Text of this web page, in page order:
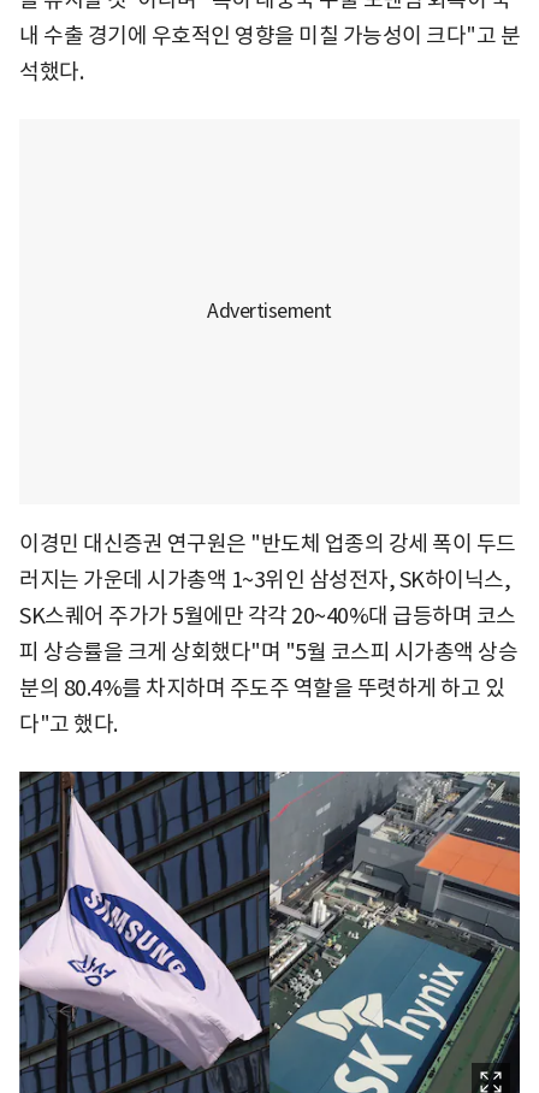
내 수출 경기에 우호적인 영향을 미칠 가능성이 크다"고 분
석했다.
이경민 대신증권 연구원은 "반도체 업종의 강세 폭이 두드
러지는 가운데 시가총액 1~3위인 삼성전자, SK하이닉스,
SK스퀘어 주가가 5월에만 각각 20~40%대 급등하며 코스
피 상승률을 크게 상회했다"며 "5월 코스피 시가총액 상승
분의 80.4%를 차지하며 주도주 역할을 뚜렷하게 하고 있
다"고 했다.